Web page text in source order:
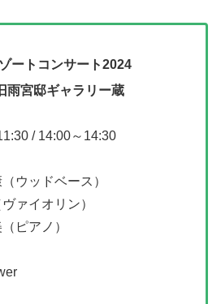
ートコンサート2024
雨宮邸ギャラリー蔵
/ 14:00～14:30
ウッドベース）
ァイオリン）
ピアノ）